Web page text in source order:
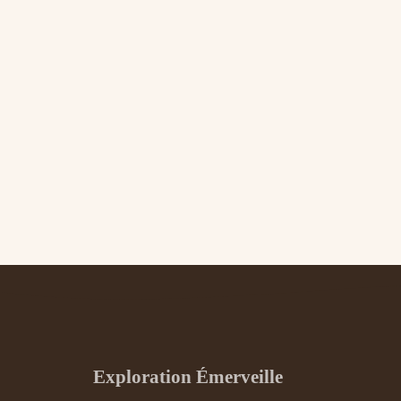
Exploration Émerveille